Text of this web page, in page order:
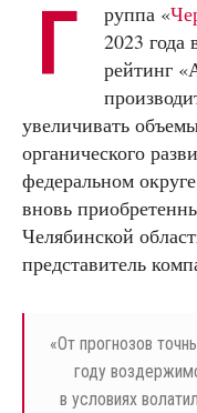
Г руппа «
2023 года
рейтинг
увеличивать
органического
федеральном
вновь
Челябинской
представитель
«От прогнозов
году
в условиях